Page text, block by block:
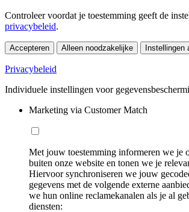
Controleer voordat je toestemming geeft de
privacybeleid.
Accepteren Alleen noodzakelijke Instellingen
Privacybeleid
Individuele instellingen voor
Marketing via Customer Match
Met jouw toestemming informeren we je
buiten onze website en tonen we je
Hiervoor synchroniseren we jouw
gegevens met de volgende externe
we hun online reclamekanalen als je al
diensten: